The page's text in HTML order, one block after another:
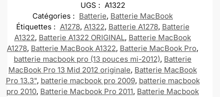
UGS : A1322
Catégories : Batterie, Batterie MacBook
Étiquettes : A1278, A1322, Batterie A1278, Batterie
A1322, Batterie A1322 ORIGINAL, Batterie MacBook
A1278, Batterie MacBook A1322, Batterie MacBook Pro,
batterie macbook pro (13 pouces mi-2012), Batterie
MacBook Pro 13 Mid 2012 originale, Batterie MacBook
Pro 13.3", batterie macbook pro 2009, batterie macbook
pro 2010, Batterie Macbook Pro 2011, Batterie Macbook